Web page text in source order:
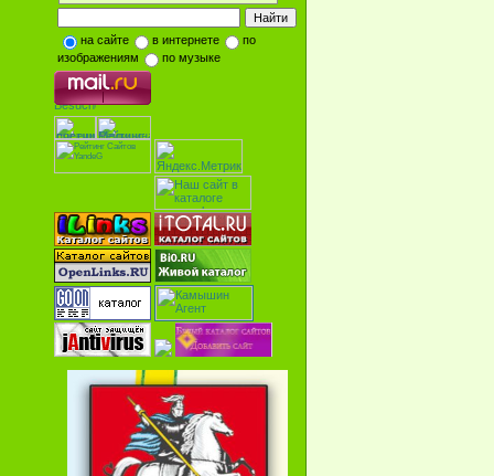
на сайте в интернете
по
изображениям
по музыке